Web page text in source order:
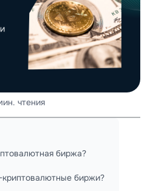
чтения
биржа?
биржи?